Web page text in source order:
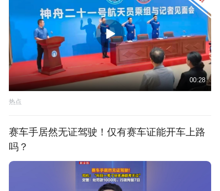
00:28
热点
赛车手居然无证驾驶！仅有赛车证能开车上路
吗？